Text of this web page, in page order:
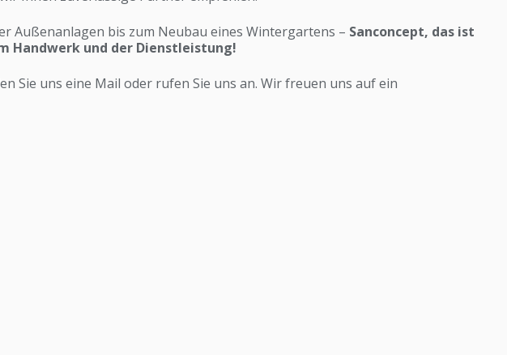
Außenanlagen bis zum Neubau eines Wintergartens – Sanconcept, das ist
Handwerk und der Dienstleistung!
Sie uns eine Mail oder rufen Sie uns an. Wir freuen uns auf ein